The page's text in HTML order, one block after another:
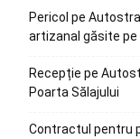
Pericol pe
artizanal găsite
Recepție pe
Poarta Sălajului
Contractul pentru